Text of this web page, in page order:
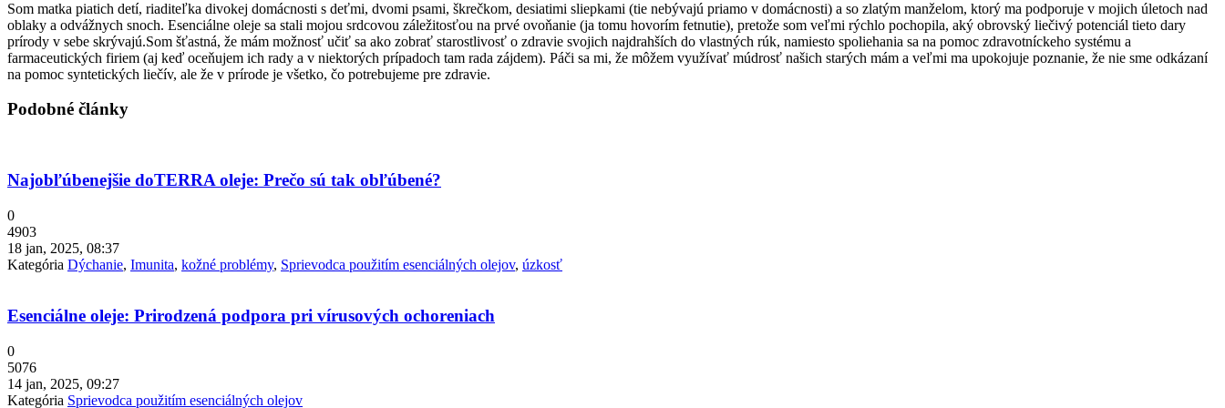
Som matka piatich detí, riaditeľka divokej domácnosti s deťmi, dvomi psami, škrečkom, desiatimi sliepkami (tie nebývajú priamo v domácnosti) a so zlatým manželom, ktorý ma podporuje v mojich úletoch nad
oblaky a odvážnych snoch. Esenciálne oleje sa stali mojou srdcovou záležitosťou na prvé ovoňanie (ja tomu hovorím fetnutie), pretože som veľmi rýchlo pochopila, aký obrovský liečivý potenciál tieto dary
prírody v sebe skrývajú.Som šťastná, že mám možnosť učiť sa ako zobrať starostlivosť o zdravie svojich najdrahších do vlastných rúk, namiesto spoliehania sa na pomoc zdravotníckeho systému a
farmaceutických firiem (aj keď oceňujem ich rady a v niektorých prípadoch tam rada zájdem). Páči sa mi, že môžem využívať múdrosť našich starých mám a veľmi ma upokojuje poznanie, že nie sme odkázaní
na pomoc syntetických liečív, ale že v prírode je všetko, čo potrebujeme pre zdravie.
Podobné články
Najobľúbenejšie doTERRA oleje: Prečo sú tak obľúbené?
0
4903
18 jan, 2025, 08:37
Kategória Dýchanie, Imunita, kožné problémy, Sprievodca použitím esenciálných olejov, úzkosť
Esenciálne oleje: Prirodzená podpora pri vírusových ochoreniach
0
5076
14 jan, 2025, 09:27
Kategória Sprievodca použitím esenciálných olejov